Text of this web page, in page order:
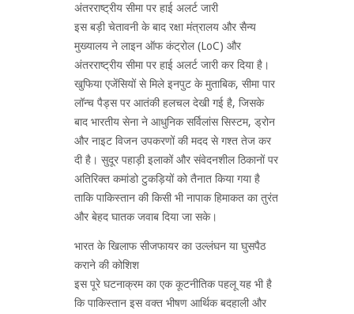
अंतरराष्ट्रीय सीमा पर हाई अलर्ट जारी
इस बड़ी चेतावनी के बाद रक्षा मंत्रालय और सैन्य
मुख्यालय ने लाइन ऑफ कंट्रोल (LoC) और
अंतरराष्ट्रीय सीमा पर हाई अलर्ट जारी कर दिया है।
खुफिया एजेंसियों से मिले इनपुट के मुताबिक, सीमा पार
लॉन्च पैड्स पर आतंकी हलचल देखी गई है, जिसके
बाद भारतीय सेना ने आधुनिक सर्विलांस सिस्टम, ड्रोन
और नाइट विजन उपकरणों की मदद से गश्त तेज कर
दी है। सुदूर पहाड़ी इलाकों और संवेदनशील ठिकानों पर
अतिरिक्त कमांडो टुकड़ियों को तैनात किया गया है
ताकि पाकिस्तान की किसी भी नापाक हिमाकत का तुरंत
और बेहद घातक जवाब दिया जा सके।
भारत के खिलाफ सीजफायर का उल्लंघन या घुसपैठ
कराने की कोशिश
इस पूरे घटनाक्रम का एक कूटनीतिक पहलू यह भी है
कि पाकिस्तान इस वक्त भीषण आर्थिक बदहाली और